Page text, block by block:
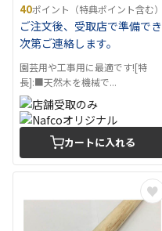
40ポイント（特典ポイント含む）
ご注文後、受取店で準備でき
次第ご連絡します。
園芸用や工事用に最適です![特
長]:■天然木を機械で...
カートに入れる